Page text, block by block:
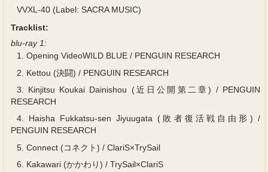
VVXL-40 (Label: SACRA MUSIC)
Tracklist:
blu-ray 1:
1. Opening VideoWILD BLUE / PENGUIN RESEARCH
2.
Kettou (決闘) / PENGUIN RESEARCH
3.
Kinjitsu Koukai Dainishou (近日公開第二章) / PENGUIN
RESEARCH
4. Haisha Fukkatsu-sen Jiyuugata (敗者復活戦自由形) /
PENGUIN RESEARCH
5. Connect (コネクト) / ClariS×TrySail
6.
Kakawari (かかわり) / TrySail×ClariS